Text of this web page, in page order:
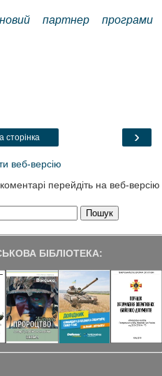
партнер програми
›
сторінка
веб-версію
перейдіть на веб-версію
БІБЛІОТЕКА: